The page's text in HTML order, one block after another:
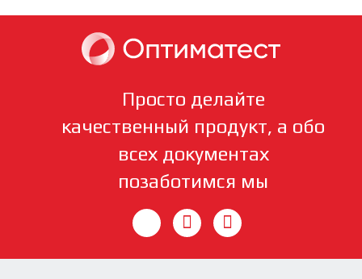
Просто делайте
качественный продукт, а обо
всех документах
позаботимся мы